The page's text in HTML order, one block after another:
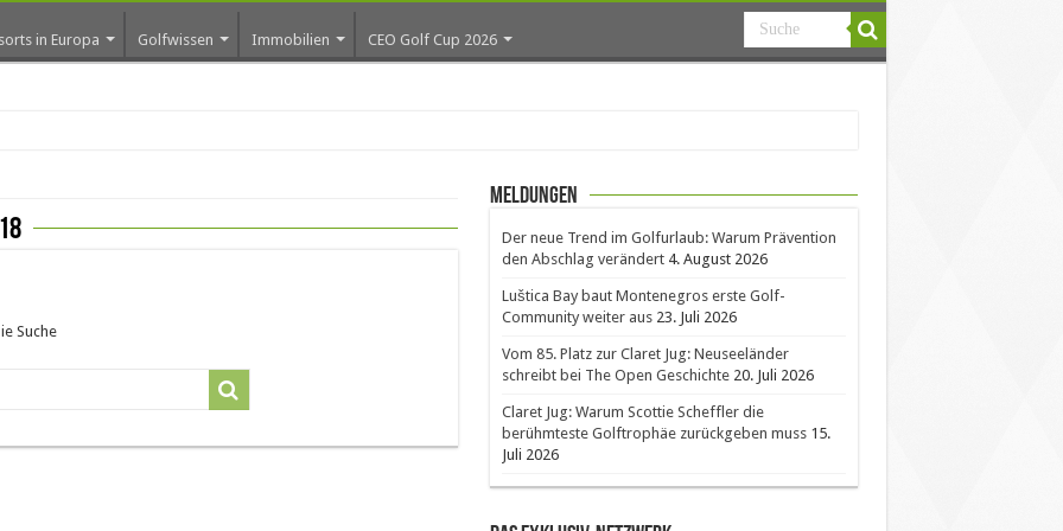
in Europa Golfwissen Immobilien CEO Golf Cup 2026
Suche
Meldungen
Der neue Trend im Golfurlaub: Warum Prävention
den Abschlag verändert 4. August 2026
Luštica Bay baut Montenegros erste Golf-
Community weiter aus 23. Juli 2026
Vom 85. Platz zur Claret Jug: Neuseeländer
schreibt bei The Open Geschichte 20. Juli 2026
Claret Jug: Warum Scottie Scheffler die
berühmteste Golftrophäe zurückgeben muss 15.
Juli 2026